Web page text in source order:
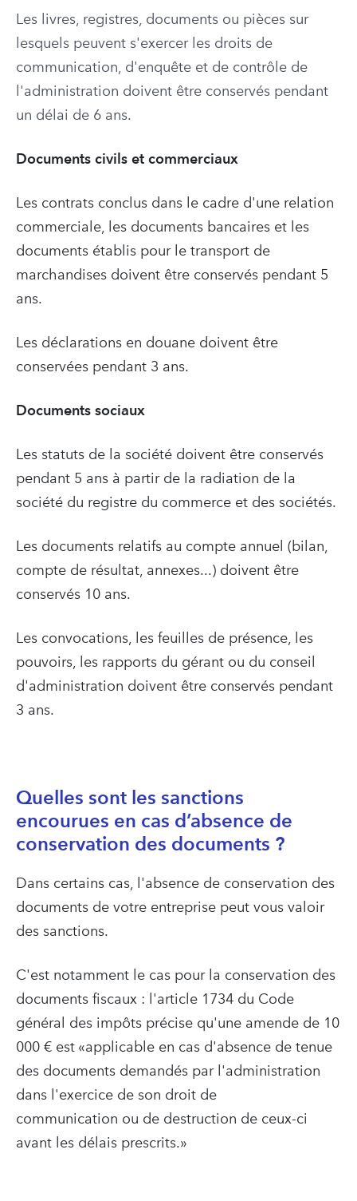
Les livres, registres, documents ou pièces sur
lesquels peuvent s'exercer les droits de
communication, d'enquête et de contrôle de
l'administration doivent être conservés pendant
un délai de 6 ans.
Documents civils et commerciaux
Les contrats conclus dans le cadre d'une relation
commerciale, les documents bancaires et les
documents établis pour le transport de
marchandises doivent être conservés pendant 5
ans.
Les déclarations en douane doivent être
conservées pendant 3 ans.
Documents sociaux
Les statuts de la société doivent être conservés
pendant 5 ans à partir de la radiation de la
société du registre du commerce et des sociétés.
Les documents relatifs au compte annuel (bilan,
compte de résultat, annexes...) doivent être
conservés 10 ans.
Les convocations, les feuilles de présence, les
pouvoirs, les rapports du gérant ou du conseil
d'administration doivent être conservés pendant
3 ans.
Quelles sont les sanctions
encourues en cas d’absence de
conservation des documents ?
Dans certains cas, l'absence de conservation des
documents de votre entreprise peut vous valoir
des sanctions.
C'est notamment le cas pour la conservation des
documents fiscaux : l'article 1734 du Code
général des impôts précise qu'une amende de 10
000 € est «applicable en cas d'absence de tenue
des documents demandés par l'administration
dans l'exercice de son droit de
communication ou de destruction de ceux-ci
avant les délais prescrits.»